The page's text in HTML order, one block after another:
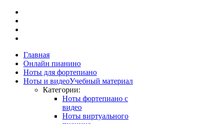
Главная
Онлайн пианино
Ноты для фортепиано
Ноты и видеоУчебный материал
Категории:
Ноты фортепиано с
видео
Ноты виртуального